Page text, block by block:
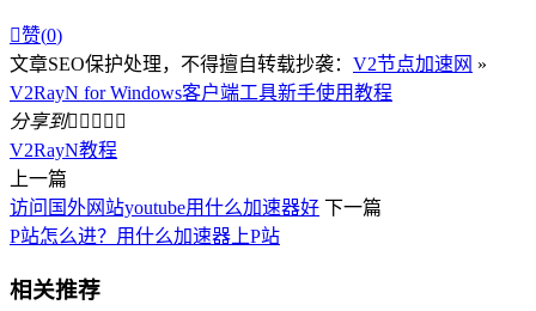
赞(0)
文章SEO保护处理，不得擅自转载抄袭： V2节点加速网 »
V2RayN for Windows客户端工具新手使用教程
分享到    
V2RayN教程
上一篇
访问国外网站youtube用什么加速器好 下一篇
P站怎么进？用什么加速器上P站
相关推荐